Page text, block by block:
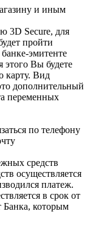
и иным
3D Secure, для
пройти
эмитенте
Вы будете
карту. Вид
дополнительный
переменных
по телефону
средств
осуществляется
платеж.
в срок от
Банка, которым